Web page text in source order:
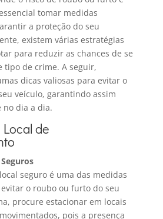
tomar medidas
a proteção do seu
existem várias estratégias
para reduzir as chances de se
tipo de crime. A seguir,
dicas valiosas para evitar o
veículo, garantindo assim
dia a dia.
de
seguro é uma das medidas
o roubo ou furto do seu
procure estacionar em locais
pois a presença